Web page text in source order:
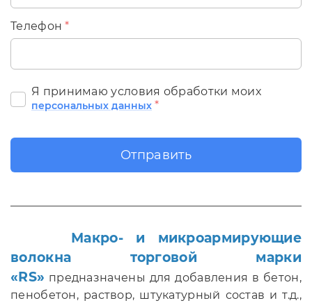
Телефон *
Я принимаю условия обработки моих
персональных данных *
Отправить
Макро- и микроармирующие
волокна торговой марки
«RS» предназначены для добавления в бетон,
пенобетон, раствор, штукатурный состав и т.д.,